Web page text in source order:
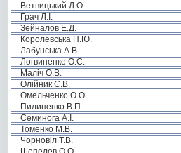
Ветвицький Д.О.
Грач Л.І.
Зейналов Е.Д.
Королевська Н.Ю.
Лабунська А.В.
Логвиненко О.С.
Маліч О.В.
Олійник С.В.
Омельченко О.О.
Пилипенко В.П.
Семинога А.І.
Томенко М.В.
Чорновіл Т.В.